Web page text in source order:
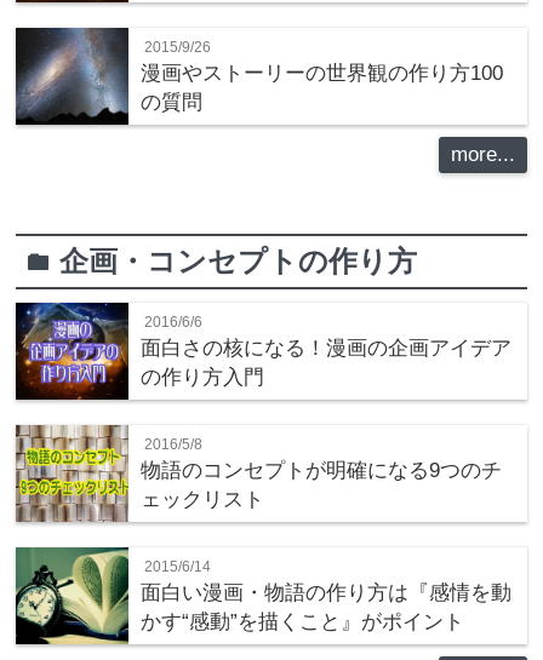
2015/9/26
漫画やストーリーの世界観の作り方100
の質問
more...
folder企画・コンセプトの作り方
2016/6/6
面白さの核になる！漫画の企画アイデア
の作り方入門
2016/5/8
物語のコンセプトが明確になる9つのチ
ェックリスト
2015/6/14
面白い漫画・物語の作り方は『感情を動
かす“感動”を描くこと』がポイント